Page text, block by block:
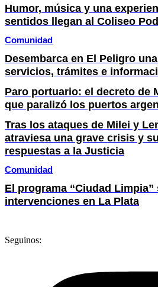
Humor, música y una
sentidos llegan al Coliseo
Comunidad
Desembarca en El Peligro
servicios, trámites e
Paro portuario: el decreto de
que paralizó los puertos
Tras los ataques de Milei y
atraviesa una grave crisis y
respuestas a la Justicia
Comunidad
El programa “Ciudad Limpia”
intervenciones en La Plata
Seguinos: